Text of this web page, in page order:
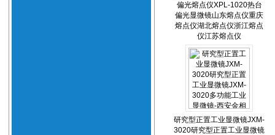
偏光熔点仪XPL-1020热台
偏光显微镜山东熔点仪重庆
熔点仪湖北熔点仪浙江熔点
仪江苏熔点仪
研究型正置工业显微镜JXM-
3020研究型正置工业显微镜